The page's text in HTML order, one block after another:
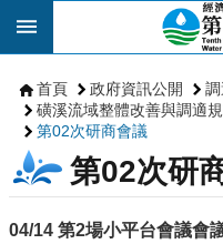
跳到主要內容區塊
首頁 政府資訊公開
磺溪流域整體改善與調適規
第02次研商會議
第02次研
04/14 第2場小平台會議會